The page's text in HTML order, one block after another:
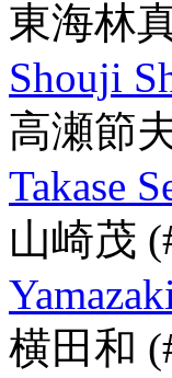
東海林
Shouji
高瀬節
Takase
山崎茂
横田和